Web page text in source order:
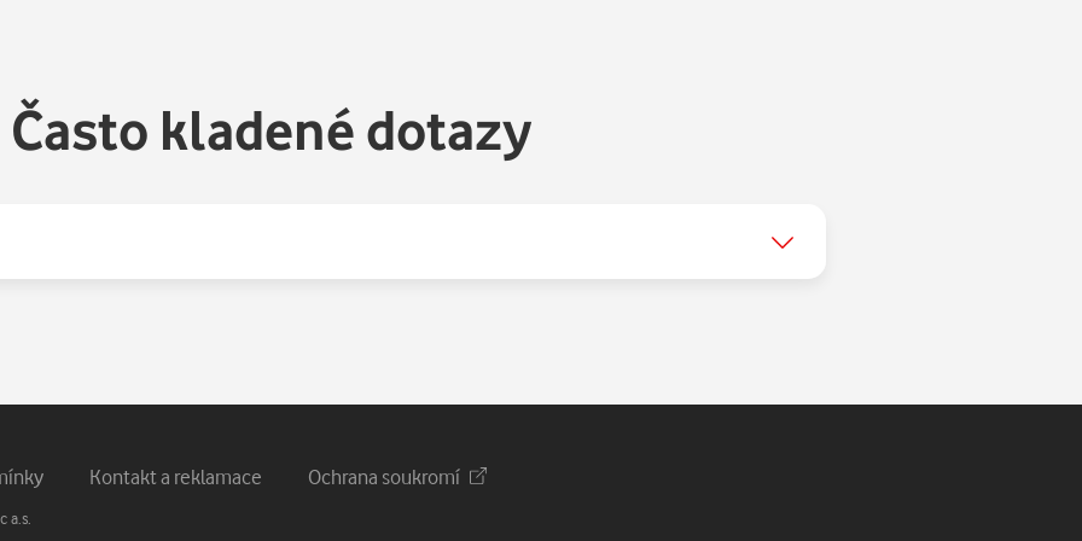
Často kladené dotazy
Kontakt a reklamace Ochrana soukromí
a.s.